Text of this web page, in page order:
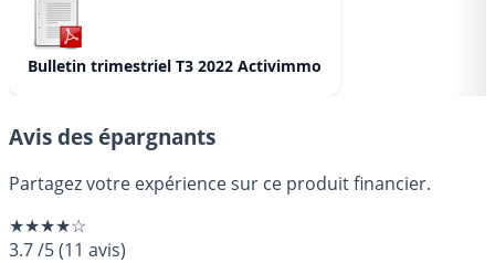
Bulletin trimestriel T3 2022 Activimmo
Avis des épargnants
Partagez votre expérience sur ce produit financier.
★★★★☆
3.7/5(11 avis)